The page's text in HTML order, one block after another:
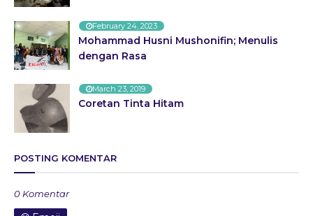
February 24, 2023
Mohammad Husni Mushonifin; Menulis
dengan Rasa
March 23, 2019
Coretan Tinta Hitam
POSTING KOMENTAR
0 Komentar